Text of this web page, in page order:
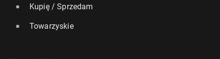
Kupię / Sprzedam
Towarzyskie